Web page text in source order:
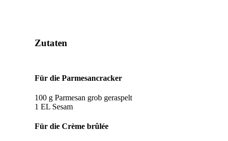
Zutaten
Für die Parmesancracker
100 g Parmesan grob geraspelt
1 EL Sesam
Für die Crème brûlée